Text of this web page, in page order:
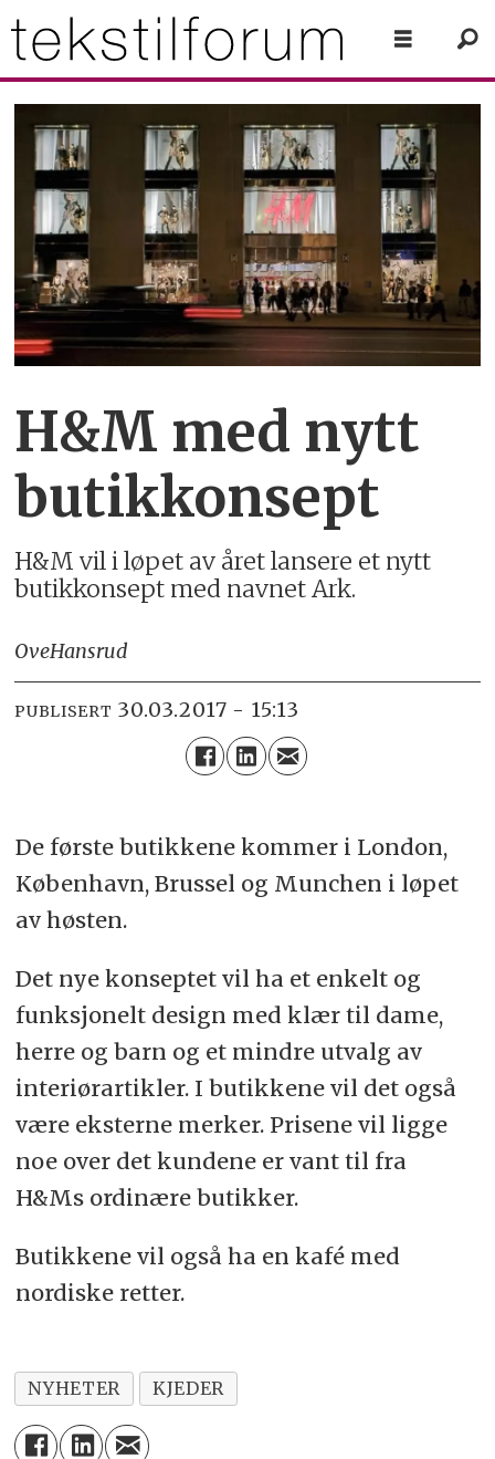
H&M med nytt
butikkonsept
H&M vil i løpet av året lansere et nytt
butikkonsept med navnet Ark.
OveHansrud
PUBLISERT 30.03.2017 - 15:13
De første butikkene kommer i London,
København, Brussel og Munchen i løpet
av høsten.
Det nye konseptet vil ha et enkelt og
funksjonelt design med klær til dame,
herre og barn og et mindre utvalg av
interiørartikler. I butikkene vil det også
være eksterne merker. Prisene vil ligge
noe over det kundene er vant til fra
H&Ms ordinære butikker.
Butikkene vil også ha en kafé med
nordiske retter.
NYHETER KJEDER